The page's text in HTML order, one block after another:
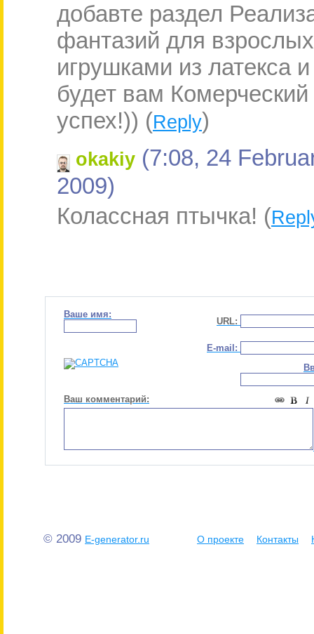
добавте раздел
фантазий для
игрушками из латекса и
будет вам Комерческий
успех!)) (Reply)
okakiy (7:08, 24
2009)
Колассная птычка! (
Ваше имя:
URL:
E-mail:
Ваш комментарий:
© 2009 E-generator.ru О проекте Контакты